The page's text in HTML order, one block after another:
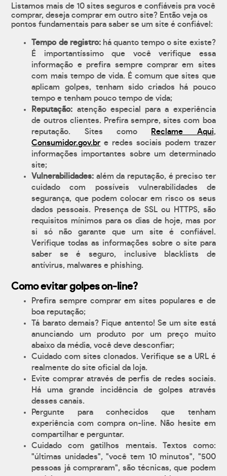
Listamos mais de 10 sites seguros e confiáveis pra você
comprar, deseja comprar em outro site? Então veja os
pontos fundamentais para saber se um site é confiável:
Tempo de registro:há quanto tempo o site existe?
É importantíssimo que você verifique essa
informação e prefira sempre comprar em sites
com mais tempo de vida. É comum que sites que
aplicam golpes, tenham sido criados há pouco
tempo e tenham pouco tempo de vida;
Reputação: atenção especial para a experiência
de outros clientes. Prefira sempre, sites com boa
reputação. Sites como
Reclame Aqui,
Consumidor.gov.br e redes sociais podem trazer
informações importantes sobre um determinado
site;
Vulnerabilidades: além da reputação, é preciso ter
cuidado com possíveis vulnerabilidades de
segurança, que podem colocar em risco os seus
dados pessoais. Presença de SSL ou HTTPS, são
requisitos mínimos para os dias de hoje, mas por
si só não garante que um site é confiável.
Verifique todas as informações sobre o site para
saber se é seguro, inclusive blacklists de
antívirus, malwares e phishing.
Como evitar golpes on-line?
Prefira sempre comprar em sites populares e de
boa reputação;
Tá barato demais? Fique antento! Se um site está
anunciando um produto por um preço muito
abaixo da média, você deve desconfiar;
Cuidado com sites clonados. Verifique se a URL é
realmente do site oficial da loja.
Evite comprar através de perfis de redes sociais.
Há uma grande incidência de golpes através
desses canais.
Pergunte para conhecidos que tenham
experiência com compra on-line. Não hesite em
compartilhar e perguntar.
Cuidado com gatilhos mentais. Textos como:
"últimas unidades", "você tem 10 minutos", "500
pessoas já compraram", são técnicas, que podem